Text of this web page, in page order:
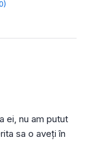
ei, nu am putut
sa o aveți în